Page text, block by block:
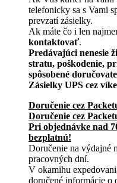
telefonicky sa s Vami
prevzatí zásielky.
Ak máte čo i len
kontaktovať.
Predávajúci nenesie
stratu, poškodenie,
spôsobené
Zásielky UPS cez
Doručenie cez
Doručenie cez
Pri objednávke nad
bezplatnú!
Doručenie na výdajné
pracovných dní.
V okamihu
doručené informácie o